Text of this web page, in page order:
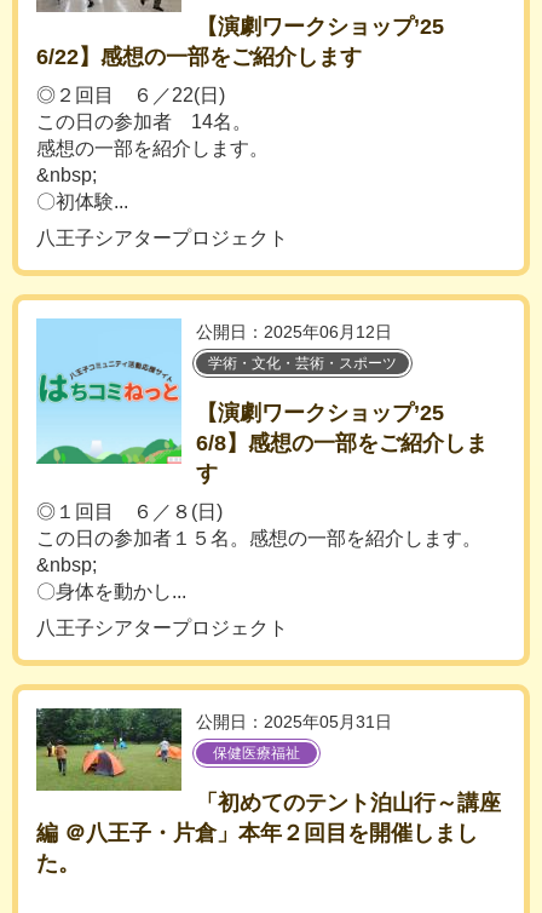
【演劇ワークショップ’25
6/22】感想の一部をご紹介します
◎２回目 ６／22(日)
この日の参加者 14名。
感想の一部を紹介します。
&nbsp;
〇初体験...
八王子シアタープロジェクト
公開日：2025年06月12日
学術・文化・芸術・スポーツ
【演劇ワークショップ’25
6/8】感想の一部をご紹介しま
す
◎１回目 ６／８(日)
この日の参加者１５名。感想の一部を紹介します。
&nbsp;
〇身体を動かし...
八王子シアタープロジェクト
公開日：2025年05月31日
保健医療福祉
「初めてのテント泊山行～講座
編 ＠八王子・片倉」本年２回目を開催しまし
た。